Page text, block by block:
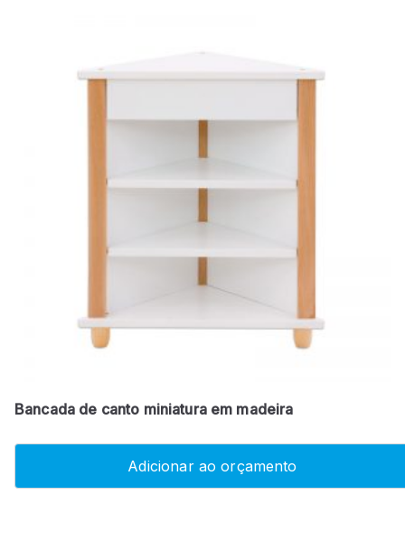
Bancada de canto miniatura em madeira
Adicionar ao orçamento